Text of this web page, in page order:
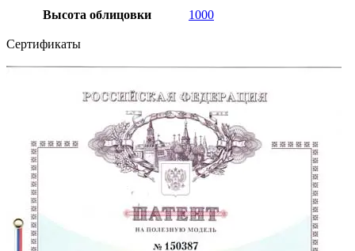
Высота облицовки 1000
Сертификаты